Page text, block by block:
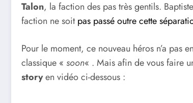
Talon, la faction des pas très gentils.
faction ne soitpas passé outre cette
Pour le moment, ce nouveau héros n’a pas
classique « soon« . Mais afin de vous faire
storyen vidéo ci-dessous :